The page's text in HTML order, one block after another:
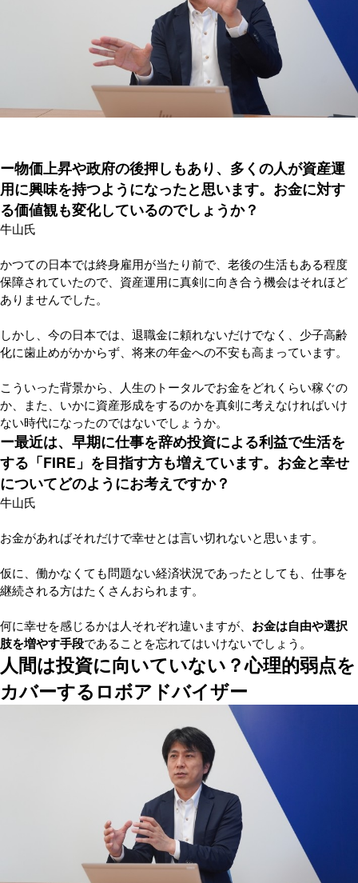
ー物価上昇や政府の後押しもあり、多くの人が資産運
用に興味を持つようになったと思います。お金に対す
る価値観も変化しているのでしょうか？
牛山氏
かつての日本では終身雇用が当たり前で、老後の生活もある程度
保障されていたので、資産運用に真剣に向き合う機会はそれほど
ありませんでした。
しかし、今の日本では、退職金に頼れないだけでなく、少子高齢
化に歯止めがかからず、将来の年金への不安も高まっています。
こういった背景から、人生のトータルでお金をどれくらい稼ぐの
か、また、いかに資産形成をするのかを真剣に考えなければいけ
ない時代になったのではないでしょうか。
ー最近は、早期に仕事を辞め投資による利益で生活を
する「FIRE」を目指す方も増えています。お金と幸せ
についてどのようにお考えですか？
牛山氏
お金があればそれだけで幸せとは言い切れないと思います。
仮に、働かなくても問題ない経済状況であったとしても、仕事を
継続される方はたくさんおられます。
何に幸せを感じるかは人それぞれ違いますが、 お金は自由や選択
肢を増やす手段であることを忘れてはいけないでしょう。
人間は投資に向いていない？心理的弱点を
カバーするロボアドバイザー